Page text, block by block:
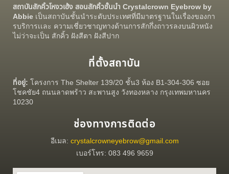
สถาบันสักคิ้วโหงวเฮ้ง สอนสักคิ้วชั้นนำ Crystalcrown Eyebrow by
Abbie เป็นสถาบันชั้นนำระดับประเทศที่มีมาตรฐานในเรื่องของกา
รบริการเเละ ความเชี่ยวชาญทางด้านการสักกึ่งถาวรลงบนผิวหนัง
ไม่ว่าจะเป็น สักคิ้ว ฝังสีตา ฝังสีปาก
ที่ตั้งสถาบัน
ที่อยู่: โครงการ The Shelter 139/20 ชั้น3 ห้อง B1-304-306 ซอย
โชคชัย4 ถนนลาดพร้าว สะพานสูง วังทองหลาง กรุงเทพมหานคร
10230
ช่องทางการติดต่อ
อีเมล: crystalcrowneyebrow@gmail.com
เบอร์โทร: 083 496 9659